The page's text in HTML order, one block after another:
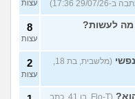
עצות
מה לעשות? 8
עצות
(מלשבית, בת 18,
2
עצות
(Flo-T, בן 41, כתב